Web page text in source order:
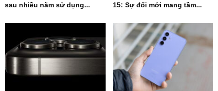
sau nhiều năm sử dụng...
15: Sự đổi mới mang tầm...